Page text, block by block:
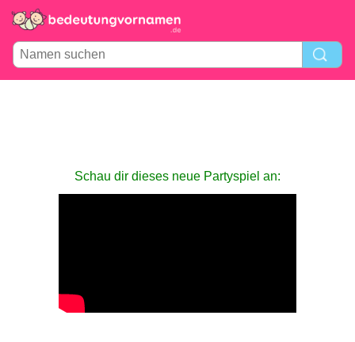
Schau dir dieses neue Partyspiel an: